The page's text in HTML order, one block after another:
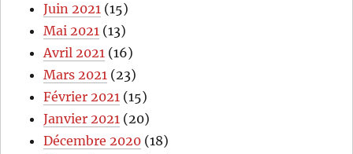
Juin 2021 (15)
Mai 2021 (13)
Avril 2021 (16)
Mars 2021 (23)
Février 2021 (15)
Janvier 2021 (20)
Décembre 2020 (18)